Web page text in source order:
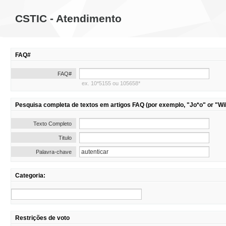
CSTIC - Atendimento
FAQ#
FAQ#
ex. 10*5155 ou 105658*
Pesquisa completa de textos em artigos FAQ (por exemplo, "Jo*o" or
Texto Completo
Titulo
Palavra-chave
Categoria:
Restrições de voto